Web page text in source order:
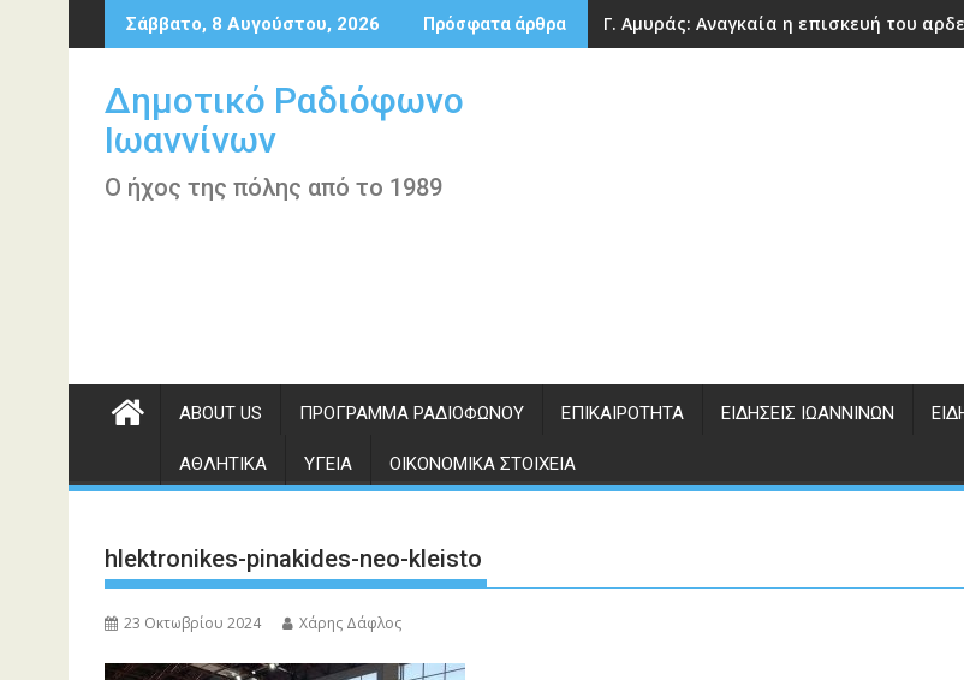
Περάστε
στο
Σάββατο, 8 Αυγούστου, 2026 Πρόσφατα άρθρα Γ. Αμυράς: Αναγκαία η επισκευή του
Δημοτικό Ραδιόφωνο
Ιωαννίνων
Ο ήχος της πόλης από το 1989
ABOUT US ΠΡΌΓΡΑΜΜΑ ΡΑΔΙΟΦΏΝΟΥ ΕΠΙΚΑΙΡΌΤΗΤΑ ΕΙΔΉΣΕΙΣ ΙΩΑΝΝΊΝΩΝ
ΑΘΛΗΤΙΚΆ ΥΓΕΊΑ ΟΙΚΟΝΟΜΙΚΆ ΣΤΟΙΧΕΊΑ
hlektronikes-pinakides-neo-kleisto
23 Οκτωβρίου 2024 Χάρης Δάφλος